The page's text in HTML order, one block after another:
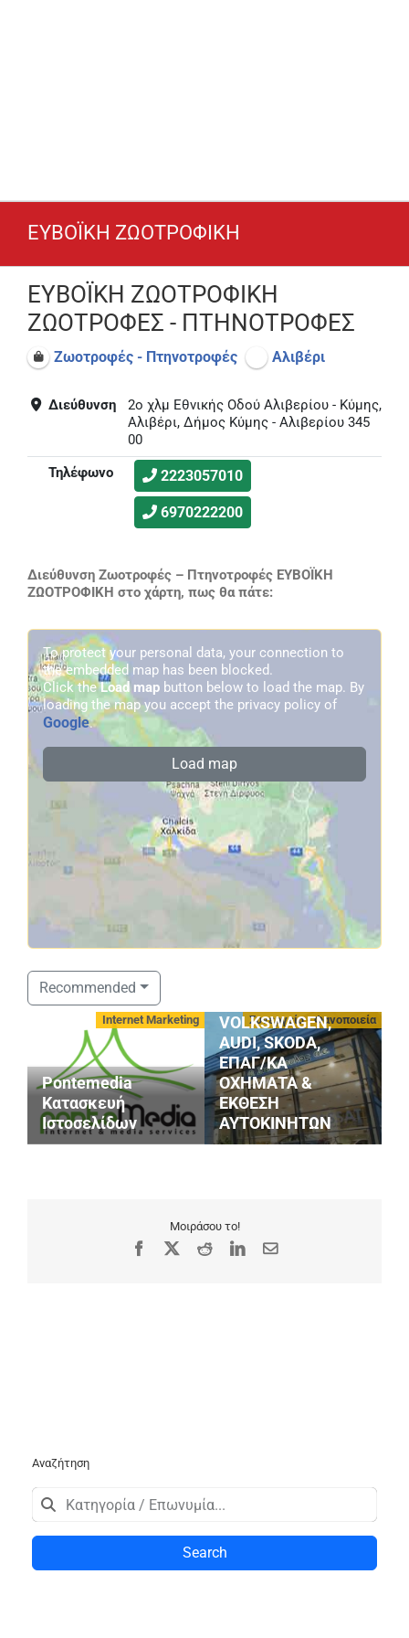
ΕΥΒΟΪΚΗ ΖΩΟΤΡΟΦΙΚΗ
ΕΥΒΟΪΚΗ ΖΩΟΤΡΟΦΙΚΗ
ΖΩΟΤΡΟΦΕΣ - ΠΤΗΝΟΤΡΟΦΕΣ
Ζωοτροφές - Πτηνοτροφές Αλιβέρι
Διεύθυνση
2ο χλμ Εθνικής Οδού Αλιβερίου - Κύμης,
Αλιβέρι, Δήμος Κύμης - Αλιβερίου 345
00
Τηλέφωνο
2223057010
6970222200
Διεύθυνση Ζωοτροφές – Πτηνοτροφές ΕΥΒΟΪΚΗ
ΖΩΟΤΡΟΦΙΚΗ στο χάρτη, πως θα πάτε:
To protect your personal data, your connection to
the embedded map has been blocked.
Click theLoad map button below to load the map. By
loading the map you accept the privacy policy of
Google.
Load map
Recommended
Internet Marketing
Pontemedia
Κατασκευή
Ιστοσελίδων
Συνεργεία - Φανοποιεία
VOLKSWAGEN,
AUDI, SKODA,
ΕΠΑΓ/ΚΑ
ΟΧΗΜΑΤΑ &
ΕΚΘΕΣΗ
ΑΥΤΟΚΙΝΗΤΩΝ
Μοιράσου το!
Facebook RedditLinkedIn
Email
Αναζήτηση
Search